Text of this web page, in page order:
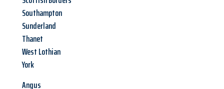
Southampton
Sunderland
Thanet
West Lothian
York
Angus